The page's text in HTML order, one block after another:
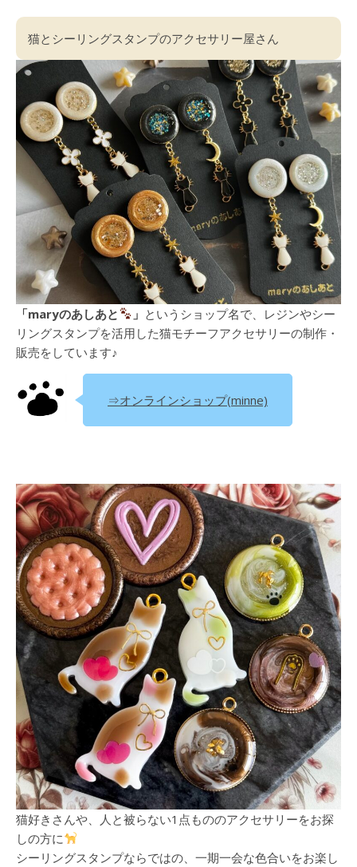
猫とシーリングスタンプのアクセサリー屋さん
「maryのあしあと 」 というショップ名で、レジンやシー
リングスタンプを活用した猫モチーフアクセサリーの制作・
販売をしています♪
⇒オンラインショップ(minne)
猫好きさんや、人と被らない1点もののアクセサリーをお探
しの方に
シーリングスタンプならではの、一期一会な色合いをお楽し